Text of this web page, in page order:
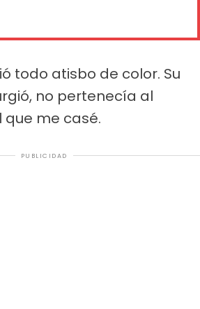
todo atisbo de color. Su
no pertenecía al
me casé.
PUBLICIDAD